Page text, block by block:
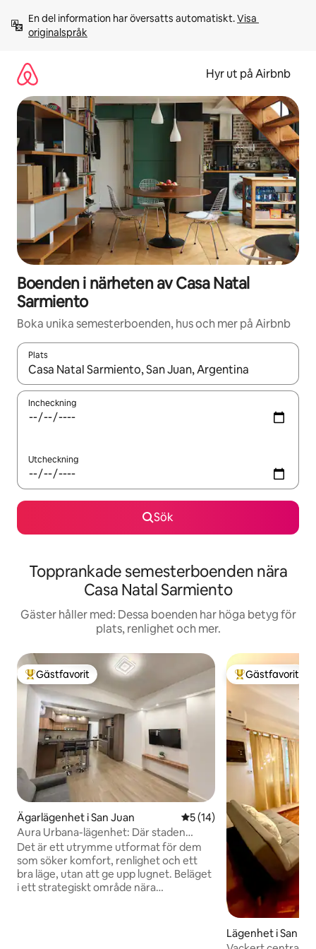
innehåll
En del information har översatts automatiskt. Visa
originalspråk
Hyr ut på Airbnb
Boenden i närheten av Casa Natal
Sarmiento
Boka unika semesterboenden, hus och mer på Airbnb
Plats
När resultaten är tillgängliga kan du navigera med upp- och
Incheckning
Utcheckning
Sök
Topprankade semesterboenden nära
Casa Natal Sarmiento
Gäster håller med: Dessa boenden har höga betyg för
plats, renlighet och mer.
Populär gästfavorit
Gästfavorit
Ägarlägenhet i San Juan 5 av 5 i genomsnittligt
5 (14)
Aura Urbana-lägenhet: Där staden
lugnar ner sig
Det är ett utrymme utformat för dem
som söker komfort, renlighet och ett
bra läge, utan att ge upp lugnet. Beläget
i ett strategiskt område nära
Populär
Gästfavorit
Lägenhet i San